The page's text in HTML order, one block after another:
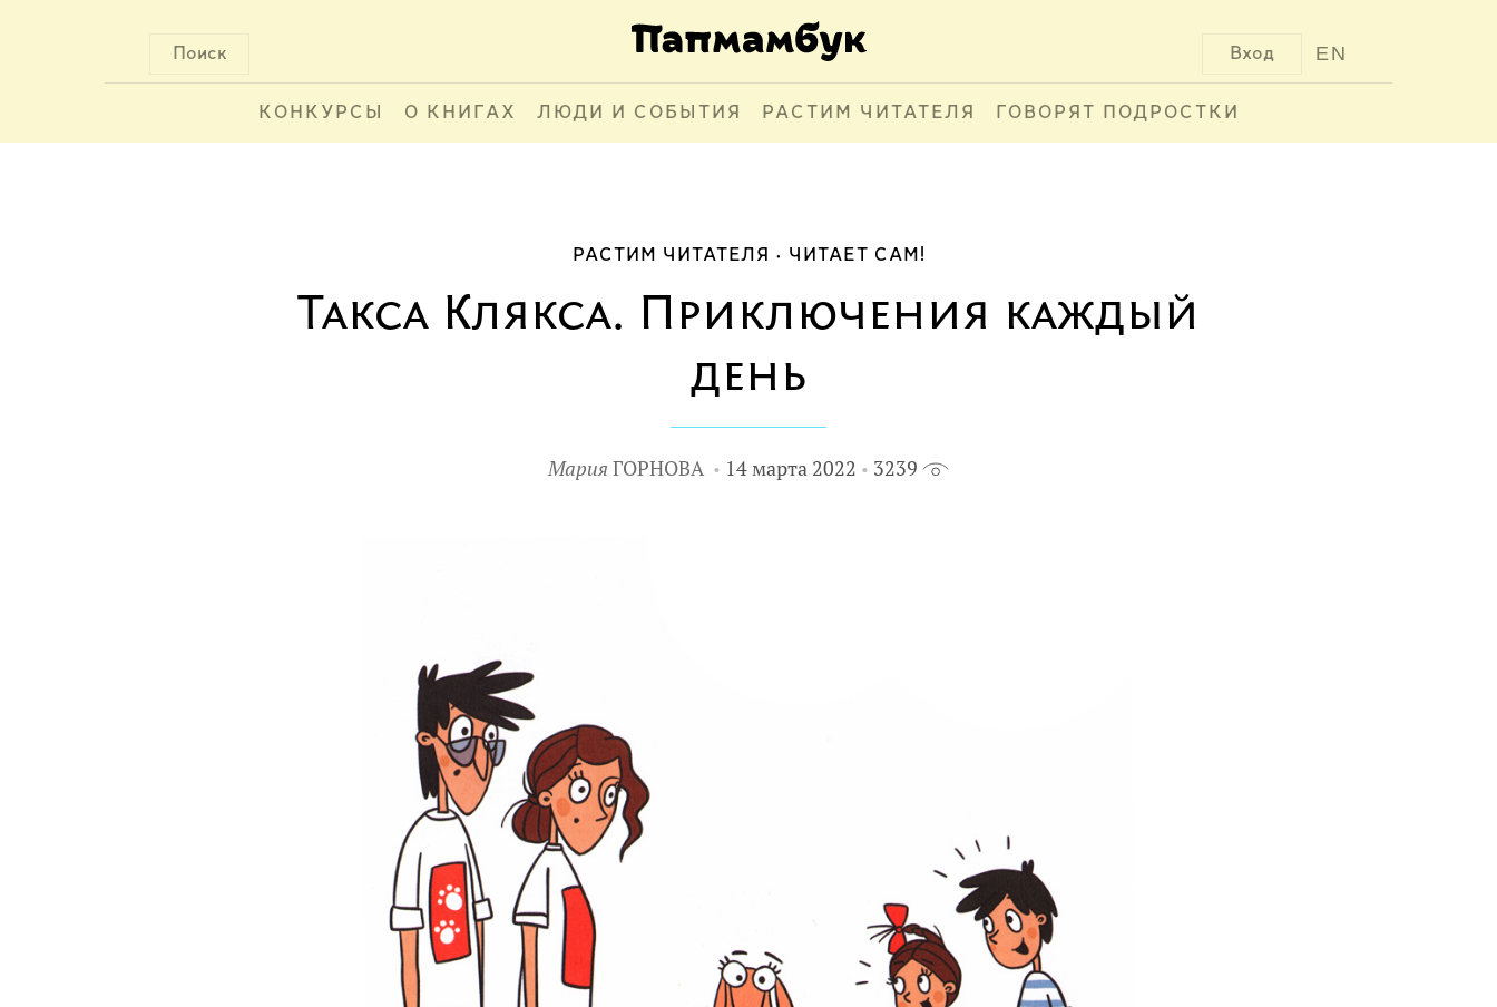
Поиск EN
Вход
КОНКУРСЫ О КНИГАХ ЛЮДИ И СОБЫТИЯ РАСТИМ ЧИТАТЕЛЯ ГОВОРЯТ ПОДРОСТКИ
РАСТИМ ЧИТАТЕЛЯ ЧИТАЕТ САМ!
Такса Клякса. Приключения каждый
день
Мария ГОРНОВА 14 марта 2022 3239